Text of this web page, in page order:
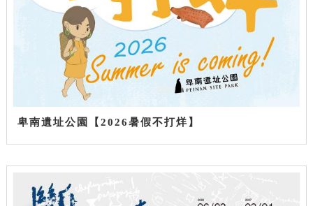
卑南遺址公園【2026暑假不打烊】